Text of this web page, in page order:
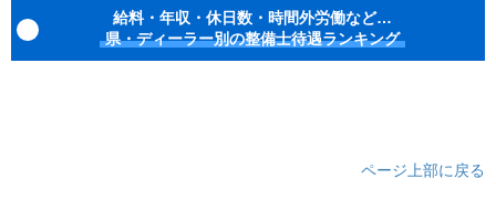
給料・年収・休日数・時間外労働など…
県・ディーラー別の整備士待遇ランキング
ページ上部に戻る